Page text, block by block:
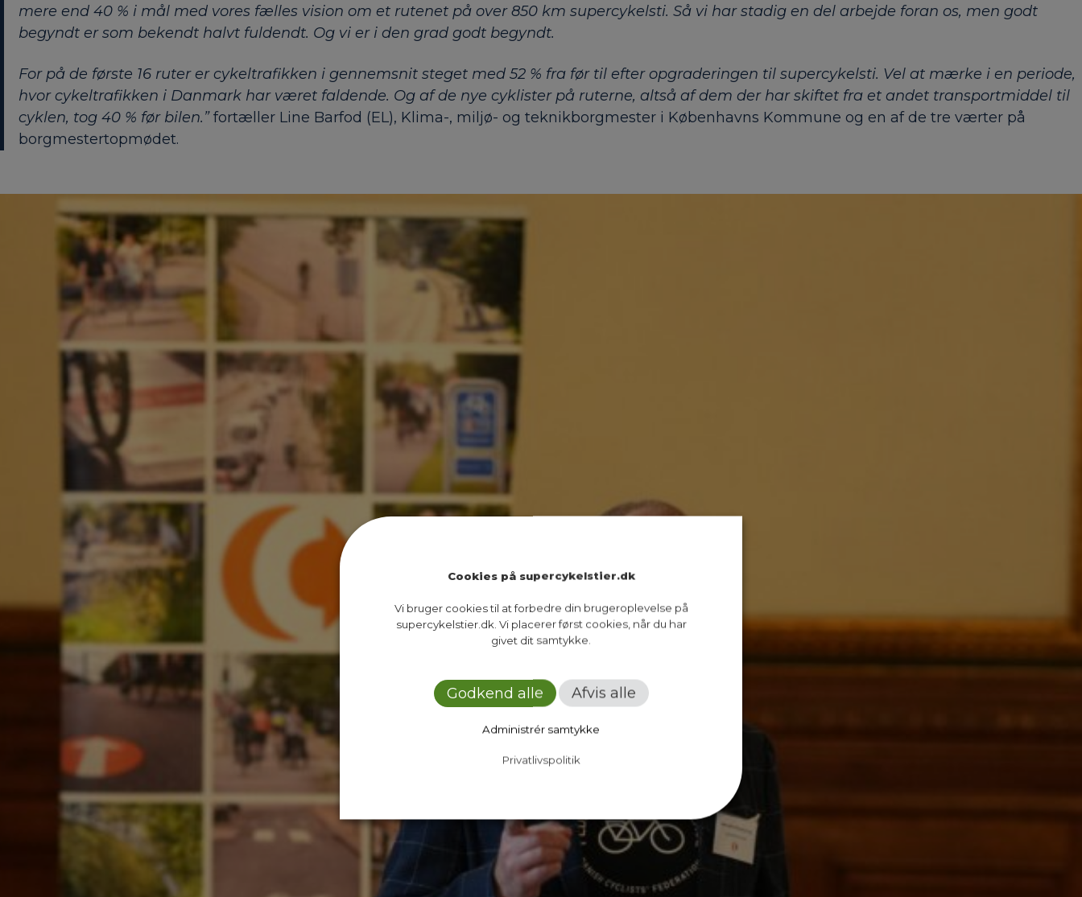
mere end 40 % i mål med vores fælles vision om et rutenet på over 850 km supercykelsti. Så vi har stadig en del arbejde foran os, men godt
begyndt er som bekendt halvt fuldendt. Og vi er i den grad godt begyndt.
For på de første 16 ruter er cykeltrafikken i gennemsnit steget med 52 % fra før til efter opgraderingen til supercykelsti. Vel at mærke i en periode,
hvor cykeltrafikken i Danmark har været faldende. Og af de nye cyklister på ruterne, altså af dem der har skiftet fra et andet transportmiddel til
cyklen, tog 40 % før bilen.”fortæller Line Barfod (EL), Klima-, miljø- og teknikborgmester i Københavns Kommune og en af de tre værter på
borgmestertopmødet.
Cookies på supercykelstier.dk
Vi bruger cookies til at forbedre din brugeroplevelse på
supercykelstier.dk. Vi placerer først cookies, når du har
givet dit samtykke.
Godkend alle Afvis alle
Administrér samtykke
Privatlivspolitik